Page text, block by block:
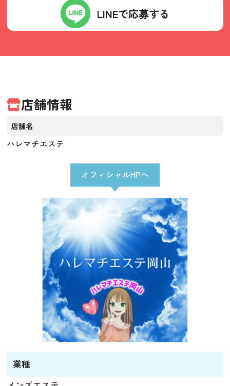
LINEで応募する
店舗情報
店舗名
ハレマチエステ
業種
オフィシャルHPへ